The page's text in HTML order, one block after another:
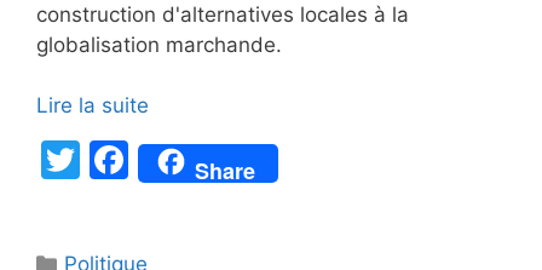
construction d'alternatives locales à la
globalisation marchande.
Lire la suite
T
F
a
Share
Catégories
Politique